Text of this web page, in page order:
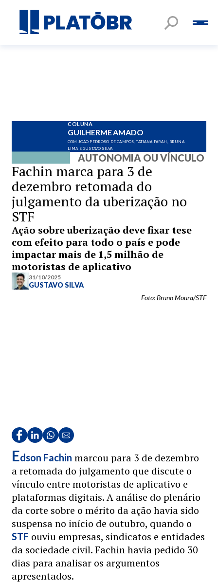
COLUNA
GUILHERME AMADO
COM JOÃO PEDROSO DE CAMPOS, TATIANA FARAH, BRUNA
LIMA E GUSTAVO SILVA
AUTONOMIA OU VÍNCULO
Fachin marca para 3 de
dezembro retomada do
julgamento da uberização no
STF
Ação sobre uberização deve fixar tese
com efeito para todo o país e pode
impactar mais de 1,5 milhão de
motoristas de aplicativo
31/10/2025
GUSTAVO SILVA
Foto: Bruno Moura/STF
Edson Fachin marcou para 3 de dezembro
a retomada do julgamento que discute o
vínculo entre motoristas de aplicativo e
plataformas digitais. A análise do plenário
da corte sobre o mérito da ação havia sido
suspensa no início de outubro, quando o
STF ouviu empresas, sindicatos e entidades
da sociedade civil. Fachin havia pedido 30
dias para analisar os argumentos
apresentados.